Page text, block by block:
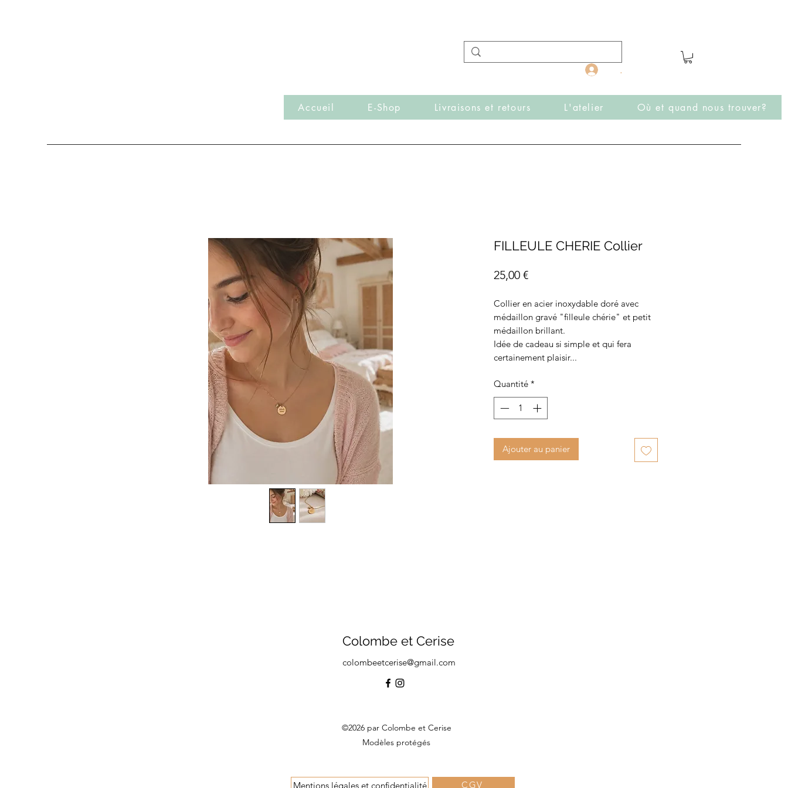
.
Accueil E-Shop Livraisons et retours L'atelier Où et quand nous trouver?
FILLEULE CHERIE Collier
25,00 €Prix
Collier en acier inoxydable doré avec
médaillon gravé "filleule chérie" et petit
médaillon brillant.
Idée de cadeau si simple et qui fera
certainement plaisir...
Quantité *
Ajouter au panier
Colombe et Cerise
colombeetcerise@gmail.com
©2026 par Colombe et Cerise
Modèles protégés
Mentions légales et confidentialité CGV